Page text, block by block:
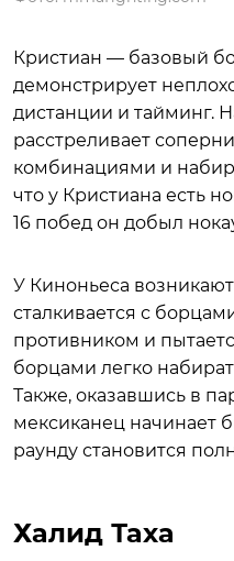
Кристиан — базовый
демонстрирует
дистанции и тайминг.
расстреливает
комбинациями и
что у Кристиана есть
16 побед он добыл
У Киноньеса
сталкивается с
противником и
борцами легко
Также, оказавшись в
мексиканец начинает
раунду становится
Халид Таха